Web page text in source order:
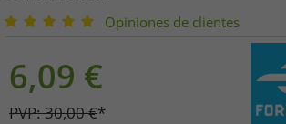
Opiniones de clientes
6,09 €
PVP:30,00€*